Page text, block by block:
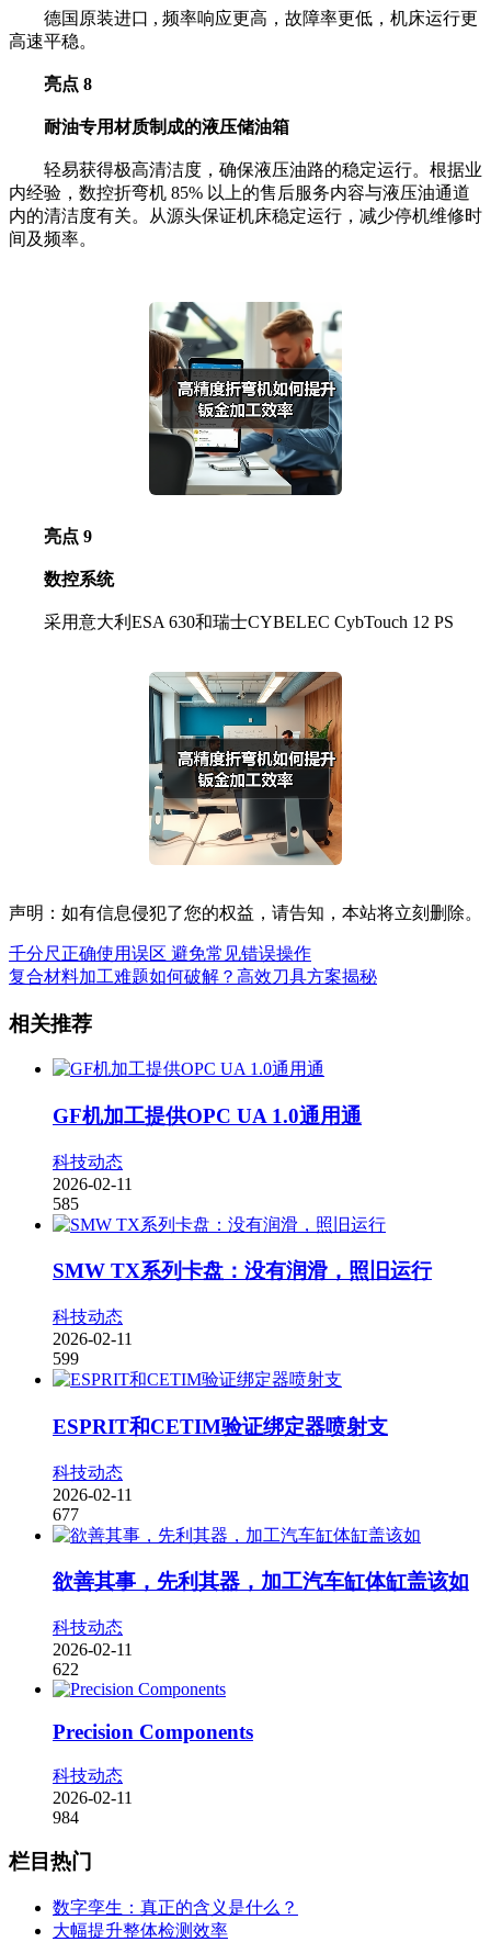
德国原装进口 , 频率响应更高，故障率更低，机床运行更
高速平稳。
亮点 8
耐油专用材质制成的液压储油箱
轻易获得极高清洁度，确保液压油路的稳定运行。根据业
内经验，数控折弯机 85% 以上的售后服务内容与液压油通道
内的清洁度有关。从源头保证机床稳定运行，减少停机维修时
间及频率。
亮点 9
数控系统
采用意大利ESA 630和瑞士CYBELEC CybTouch 12 PS
声明：如有信息侵犯了您的权益，请告知，本站将立刻删除。
千分尺正确使用误区 避免常见错误操作
复合材料加工难题如何破解？高效刀具方案揭秘
相关推荐
GF机加工提供OPC UA 1.0通用通
科技动态
2026-02-11
585
SMW TX系列卡盘：没有润滑，照旧运行
科技动态
2026-02-11
599
ESPRIT和CETIM验证绑定器喷射支
科技动态
2026-02-11
677
欲善其事，先利其器，加工汽车缸体缸盖该如
科技动态
2026-02-11
622
Precision Components
科技动态
2026-02-11
984
栏目热门
数字孪生：真正的含义是什么？
大幅提升整体检测效率